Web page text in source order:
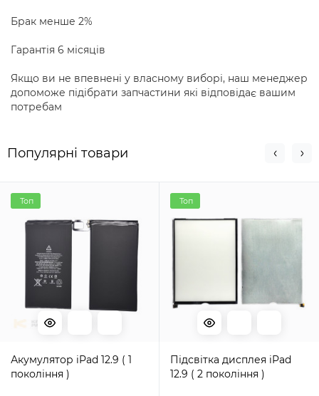
Брак менше 2%
Гарантія 6 місяців
Якщо ви не впевнені у власному виборі, наш менеджер
допоможе підібрати запчастини які відповідає вашим
потребам
Популярні товари
Топ
Акумулятор iPad 12.9 ( 1
покоління )
Топ
Підсвітка дисплея iPad
12.9 ( 2 покоління )